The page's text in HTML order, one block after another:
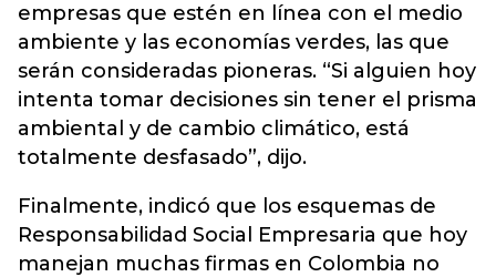
empresas que estén en línea con el medio
ambiente y las economías verdes, las que
serán consideradas pioneras. “Si alguien hoy
intenta tomar decisiones sin tener el prisma
ambiental y de cambio climático, está
totalmente desfasado”, dijo.
Finalmente, indicó que los esquemas de
Responsabilidad Social Empresaria que hoy
manejan muchas firmas en Colombia no